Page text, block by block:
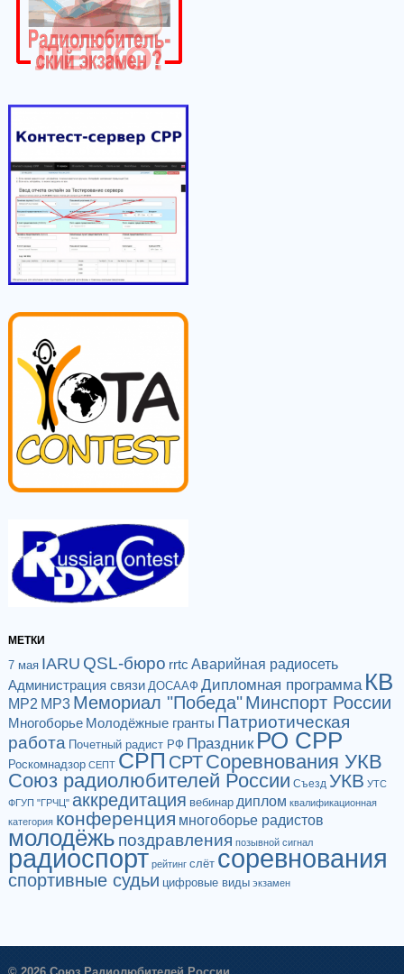
МЕТКИ
7 мая IARU QSL-бюро rrtc Аварийная радиосеть
Администрация связи ДОСААФ Дипломная программа КВ
МР2 МР3 Мемориал "Победа"Минспорт России
Многоборье Молодёжные гранты Патриотическая
работа Почетный радист РФ Праздник РО СРР
Роскомнадзор СЕПТ СРП СРТСоревнования УКВ
Союз радиолюбителей России Съезд УКВ УТС
ФГУП "ГРЧЦ" аккредитация вебинар диплом квалификационная
категория конференция многоборье радистов
молодёжь поздравления позывной сигнал
радиоспорт рейтинг слёт соревнования
спортивные судьи цифровые виды экзамен